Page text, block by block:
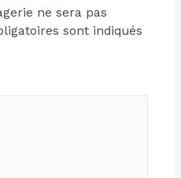
ne sera pas
sont indiqués